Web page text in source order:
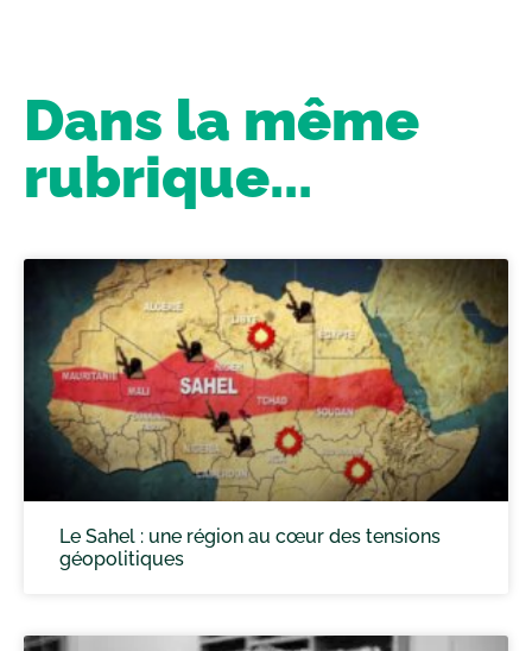
Dans la même
rubrique...
Le Sahel : une région au cœur des tensions
géopolitiques